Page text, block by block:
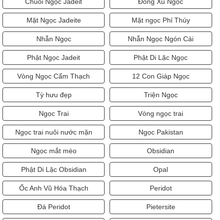
Chuỗi Ngọc Jadeit Đồng Xu Ngọc
Mặt Ngọc Jadeite Mặt ngọc Phỉ Thúy
Nhẫn Ngọc Nhẫn Ngọc Ngón Cái
Phật Ngọc Jadeit Phật Di Lặc Ngọc
Vòng Ngọc Cẩm Thạch 12 Con Giáp Ngọc
Tỳ hưu đẹp Triện Ngọc
Ngọc Trai Vòng ngọc trai
Ngọc trai nuôi nước mặn Ngọc Pakistan
Ngọc mắt mèo Obsidian
Phật Di Lặc Obsidian Opal
Ốc Anh Vũ Hóa Thạch Peridot
Đá Peridot Pietersite